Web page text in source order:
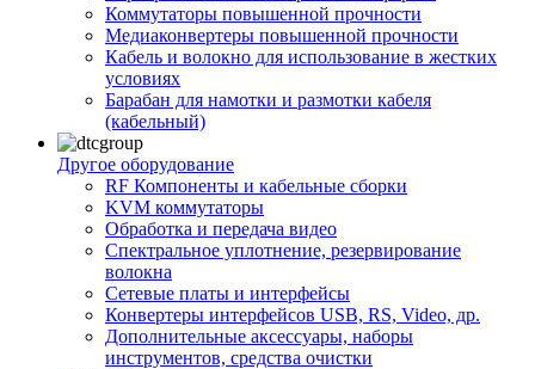
Коммутаторы повышенной прочности
Медиаконвертеры повышенной прочности
Кабель и волокно для использование в жестких
условиях
Барабан для намотки и размотки кабеля
(кабельный)
Другое оборудование
RF Компоненты и кабельные сборки
KVM коммутаторы
Обработка и передача видео
Спектральное уплотнение, резервирование
волокна
Сетевые платы и интерфейсы
Конвертеры интерфейсов USB, RS, Video, др.
Дополнительные аксессуары, наборы
инструментов, средства очистки